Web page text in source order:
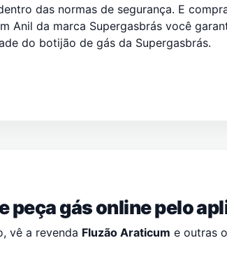
das normas de segurança. E
Anil da marca Supergasbrás você
do botijão de gás da Supergasbrás.
peça gás online pelo
vê a revenda Fluzão Araticum e outras